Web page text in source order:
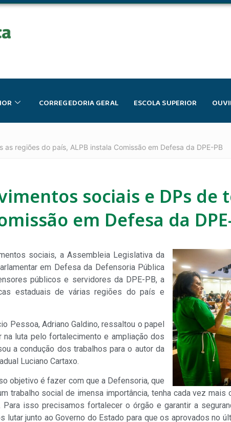
CORREGEDORIA GERAL ESCOLA SUPERIOR
regiões do país, ALPB instala Comissão em Defesa da DPE-PB
sociais e DPs de
em Defesa da
sociais, a Assembleia Legislativa da
em Defesa da Defensoria Pública
públicos e servidores da DPE-PB, a
estaduais de várias regiões do país e
Pessoa, Adriano Galdino, ressaltou o papel
luta pelo fortalecimento e ampliação dos
a condução dos trabalhos para o autor da
Luciano Cartaxo.
objetivo é fazer com que a Defensoria, que
trabalho social de imensa importância, tenha cada vez
Para isso precisamos fortalecer o órgão e garantir a
lutar junto ao Governo do Estado para que os aprovados no